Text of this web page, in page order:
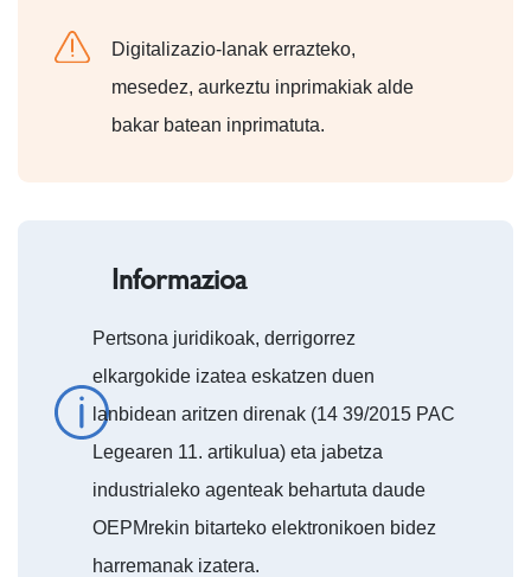
Digitalizazio-lanak errazteko,
mesedez, aurkeztu inprimakiak alde
bakar batean inprimatuta.
Informazioa
Pertsona juridikoak, derrigorrez
elkargokide izatea eskatzen duen
lanbidean aritzen direnak (14 39/2015 PAC
Legearen 11. artikulua) eta jabetza
industrialeko agenteak behartuta daude
OEPMrekin bitarteko elektronikoen bidez
harremanak izatera.